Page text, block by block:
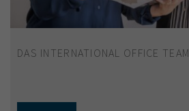
DAS INTERNATIONAL OFFICE TEAM